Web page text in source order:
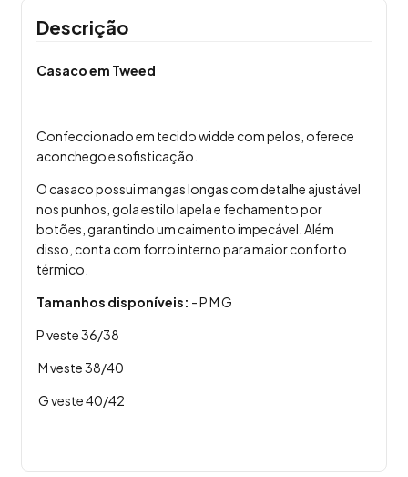
Descrição
Casaco em Tweed
Confeccionado em tecido widde com pelos, oferece
aconchego e sofisticação.
O casaco possui mangas longas com detalhe ajustável
nos punhos, gola estilo lapela e fechamento por
botões, garantindo um caimento impecável. Além
disso, conta com forro interno para maior conforto
térmico.
Tamanhos disponíveis: - P M G
P veste 36/38
M veste 38/40
G veste 40/42